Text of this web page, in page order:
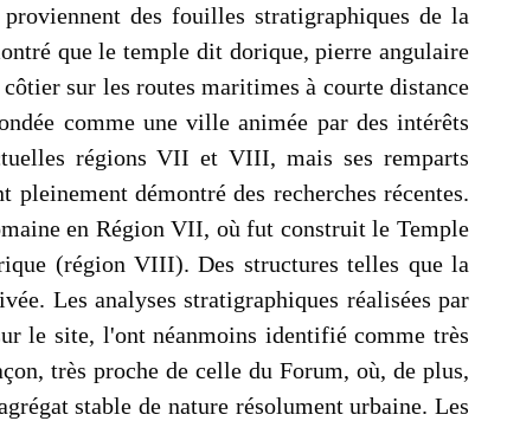
des fouilles stratigraphiques de la
que le temple dit dorique, pierre angulaire
sur les routes maritimes à courte distance
comme une ville animée par des intérêts
régions VII et VIII, mais ses remparts
démontré des recherches récentes.
en Région VII, où fut construit le Temple
(région VIII). Des structures telles que la
Les analyses stratigraphiques réalisées par
le site, l'ont néanmoins identifié comme très
très proche de celle du Forum, où, de plus,
stable de nature résolument urbaine. Les